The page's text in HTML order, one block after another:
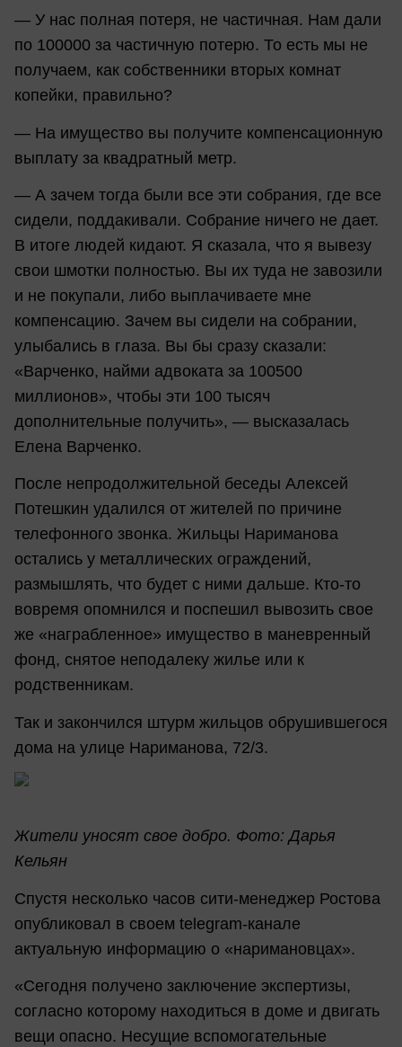
— У нас полная потеря, не частичная. Нам дали
по 100000 за частичную потерю. То есть мы не
получаем, как собственники вторых комнат
копейки, правильно?
— На имущество вы получите компенсационную
выплату за квадратный метр.
— А зачем тогда были все эти собрания, где все
сидели, поддакивали. Собрание ничего не дает.
В итоге людей кидают. Я сказала, что я вывезу
свои шмотки полностью. Вы их туда не завозили
и не покупали, либо выплачиваете мне
компенсацию. Зачем вы сидели на собрании,
улыбались в глаза. Вы бы сразу сказали:
«Варченко, найми адвоката за 100500
миллионов», чтобы эти 100 тысяч
дополнительные получить», — высказалась
Елена Варченко.
После непродолжительной беседы Алексей
Потешкин удалился от жителей по причине
телефонного звонка. Жильцы Нариманова
остались у металлических ограждений,
размышлять, что будет с ними дальше. Кто-то
вовремя опомнился и поспешил вывозить свое
же «награбленное» имущество в маневренный
фонд, снятое неподалеку жилье или к
родственникам.
Так и закончился штурм жильцов обрушившегося
дома на улице Нариманова, 72/3.
Жители уносят свое добро. Фото: Дарья
Кельян
Спустя несколько часов сити-менеджер Ростова
опубликовал в своем telegram-канале
актуальную информацию о «наримановцах».
«Сегодня получено заключение экспертизы,
согласно которому находиться в доме и двигать
вещи опасно. Несущие вспомогательные